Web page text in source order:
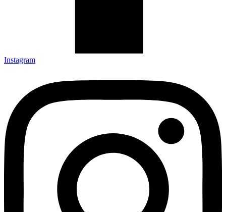
Instagram